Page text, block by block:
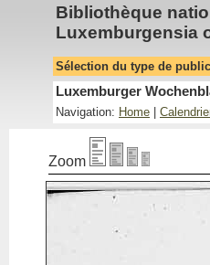
Bibliothèque
Luxemburgensia
Sélection du type de
Luxemburger
Navigation: Home
Zoom